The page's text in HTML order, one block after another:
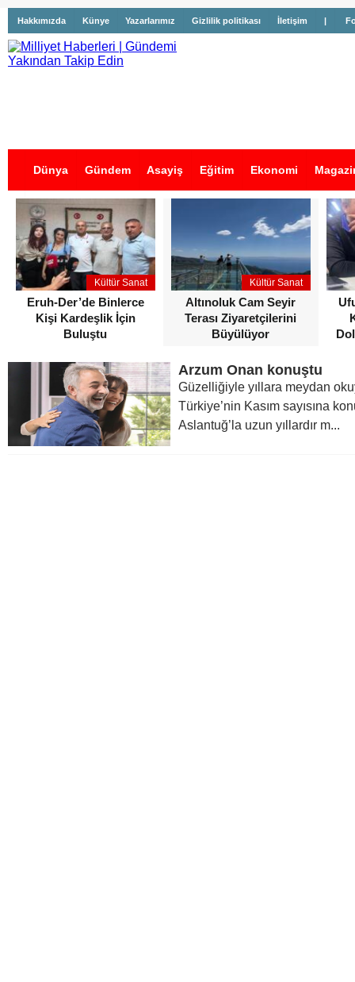
Hakkımızda Künye Yazarlarımız Gizlilik politikası İletişim |
Dünya Gündem Asayiş Eğitim Ekonomi
İş İlanları
Kültür Sanat
Eruh-Der’de Binlerce
Kişi Kardeşlik İçin
Buluştu
Kültür Sanat
Altınoluk Cam Seyir
Terası Ziyaretçilerini
Büyülüyor
Arzum Onan konuştu
Güzelliğiyle yıllara meydan
Türkiye’nin Kasım sayısına
Aslantuğ’la uzun yıllardır m...